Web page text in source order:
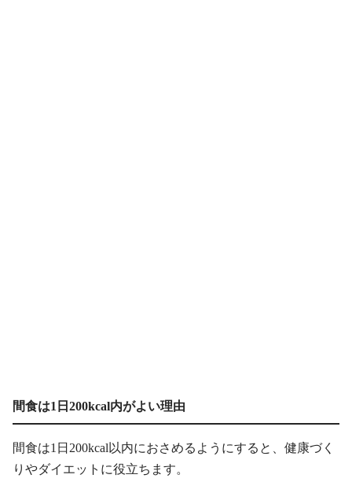
間食は1日200kcal内がよい理由
間食は1日200kcal以内におさめるようにすると、健康づく
りやダイエットに役立ちます。